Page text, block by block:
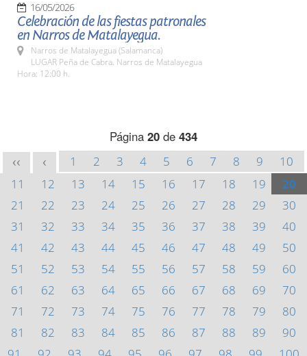
16/05/2026
Celebración de las fiestas patronales
en Narros de Matalayegua.
Narros de Matalayegua (Salamanca)
LUGAR Peña de Cabra. Narros de Matalayegua
Hora: 12:00 h.
Página 20 de 434
<< < 1 2 3 4 5 6 7 8 9
10
11
12 13 14 15 16 17 18 19
20
21
22 23 24 25 26 27 28 29
30
31
32 33 34 35 36 37 38 39
40
41
42 43 44 45 46 47 48 49
50
51
52 53 54 55 56 57 58 59
60
61
62 63 64 65 66 67 68 69
70
71
72 73 74 75 76 77 78 79
80
81
82 83 84 85 86 87 88 89
90